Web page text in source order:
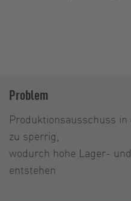
Problem
Produktionsausschuss
zu sperrig,
wodurch hohe Lager-
entstehen